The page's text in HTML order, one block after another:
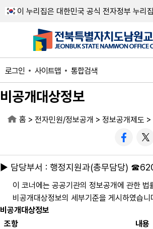
이 누리집은 대한민국 공식 전자정부 누리
로그인 사이트맵 통합검색
비공개대상정보
홈 > 전자민원/정보공개 > 정보공개제도 >
▶ 담당부서 : 행정지원과(총무담당)
이 코너에는 공공기관의 정보공개에 관한
비공개대상정보의 세부기준을 게시하였습니
비공개대상정보
조항
내용